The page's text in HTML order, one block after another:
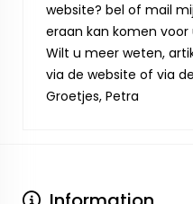
website? bel of mail
eraan kan komen
Wilt u meer weten,
via de website of via
Groetjes, Petra